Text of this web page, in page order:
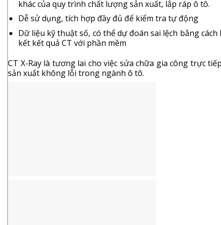
khác của quy trình chất lượng sản xuất, lắp ráp ô tô.
Dễ sử dụng, tích hợp đầy đủ để kiểm tra tự động
Dữ liệu kỹ thuật số, có thể dự đoán sai lệch bằng cách
kết kết quả CT với phần mềm
CT X-Ray là tương lai cho việc sửa chữa gia công trực
sản xuất không lỗi trong ngành ô tô.